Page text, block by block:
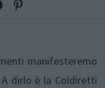
manifesteremo
dirlo è la Coldiretti